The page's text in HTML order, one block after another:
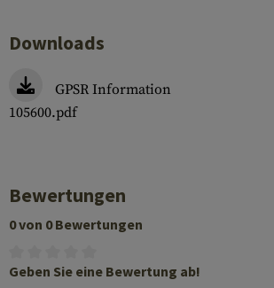
Downloads
GPSR Information
105600.pdf
Bewertungen
0 von 0 Bewertungen
Geben Sie eine Bewertung ab!